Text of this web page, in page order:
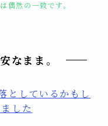
偶然の一致です。
なまま。
としているかもし
した